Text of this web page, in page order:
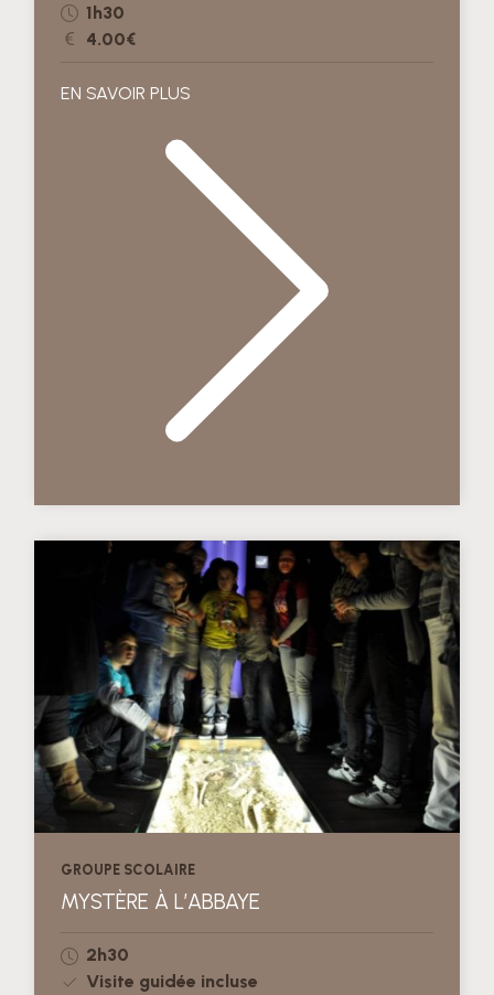
1h30
4.00€
EN SAVOIR PLUS
GROUPE SCOLAIRE
MYSTÈRE À L’ABBAYE
2h30
Visite guidée incluse